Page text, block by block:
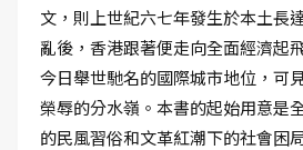
文，則上世紀六七年發生於本土長
亂後，香港跟著便走向全面經濟起
今日舉世馳名的國際城市地位，可
榮辱的分水嶺。本書的起始用意是
的民風習俗和文革紅潮下的社會困